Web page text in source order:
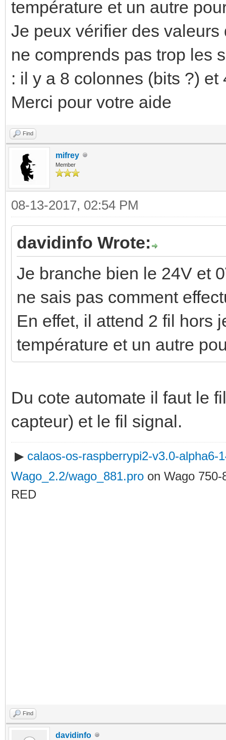
température et un autre
Je peux vérifier des
ne comprends pas trop les
: il y a 8 colonnes (bits ?)
Merci pour votre aide
Find
mifrey
Member
08-13-2017, 02:54 PM
davidinfo Wrote:
Je branche bien le 24V et
ne sais pas comment
En effet, il attend 2 fil hors
température et un autre
Du cote automate il faut le
capteur) et le fil signal.
▶ calaos-os-raspberrypi2-v3.0-alpha6-
Wago_2.2/wago_881.pro on Wago 750-
RED
Find
davidinfo